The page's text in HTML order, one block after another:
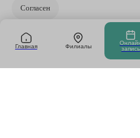
Главная Филиалы
запись
Согласен